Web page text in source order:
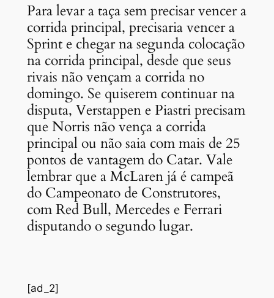
Para levar a taça sem precisar vencer a
corrida principal, precisaria vencer a
Sprint e chegar na segunda colocação
na corrida principal, desde que seus
rivais não vençam a corrida no
domingo. Se quiserem continuar na
disputa, Verstappen e Piastri precisam
que Norris não vença a corrida
principal ou não saia com mais de 25
pontos de vantagem do Catar. Vale
lembrar que a McLaren já é campeã
do Campeonato de Construtores,
com Red Bull, Mercedes e Ferrari
disputando o segundo lugar.
[ad_2]